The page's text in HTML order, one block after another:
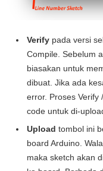
Verify pada versi
Compile. Sebelum
biasakan untuk
dibuat. Jika ada
error. Proses Verify
code untuk di-
Upload tombol ini
board Arduino.
maka sketch akan